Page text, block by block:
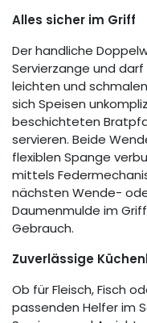
Alles sicher im Griff
Der handliche
Servierzange und
leichten und
sich Speisen
beschichteten
servieren. Beide
flexiblen Spange
mittels
nächsten Wende-
Daumenmulde im
Gebrauch.
Zuverlässige
Ob für Fleisch, Fisch
passenden Helfer im